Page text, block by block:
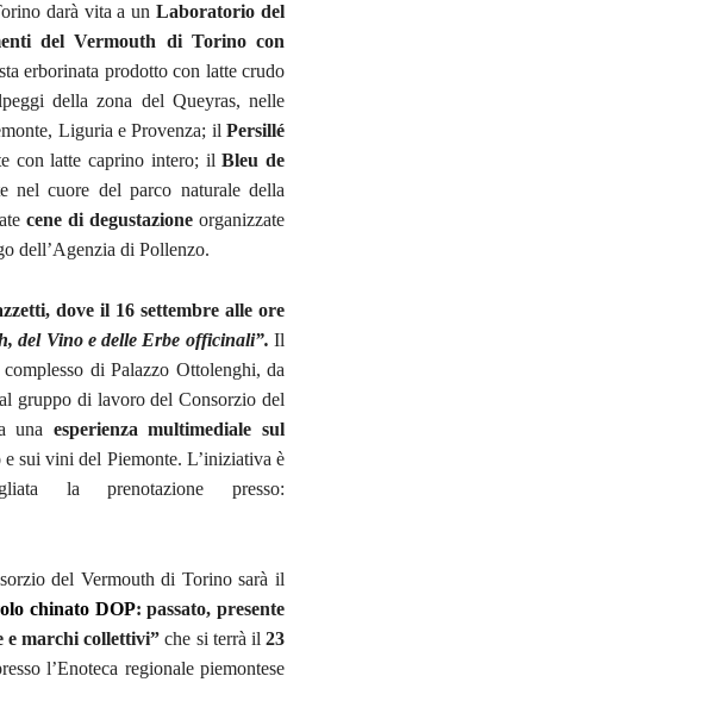
darà vita a unLaboratorio del
del Vermouth di Torino con
erborinata prodotto con latte crudo
della zona del Queyras, nelle
Liguria e Provenza; ilPersillé
con latte caprino intero; ilBleu de
nel cuore del parco naturale della
cene di degustazioneorganizzate
dell’Agenzia di Pollenzo.
dove il 16 settembre alle ore
del Vino e delle Erbe officinali”. Il
di Palazzo Ottolenghi, da
gruppo di lavoro del Consorzio del
una esperienza multimediale sul
sui vini del Piemonte. L’iniziativa è
la prenotazione presso:
del Vermouth di Torino sarà il
chinato DOP: passato, presente
e marchi collettivi” che si terrà il 23
l’Enoteca regionale piemontese